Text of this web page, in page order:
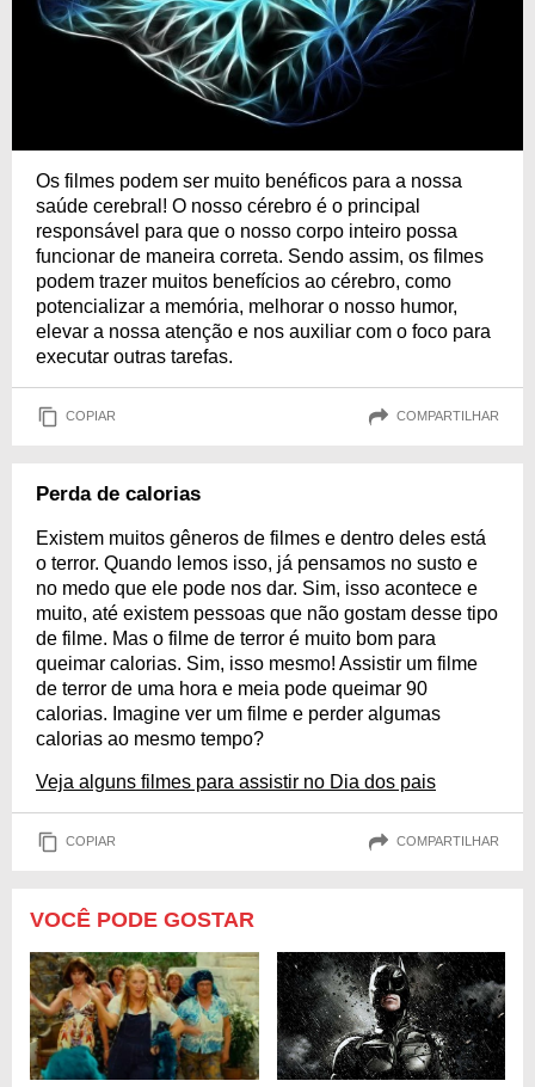
Os filmes podem ser muito benéficos para a nossa
saúde cerebral! O nosso cérebro é o principal
responsável para que o nosso corpo inteiro possa
funcionar de maneira correta. Sendo assim, os filmes
podem trazer muitos benefícios ao cérebro, como
potencializar a memória, melhorar o nosso humor,
elevar a nossa atenção e nos auxiliar com o foco para
executar outras tarefas.
COPIAR COMPARTILHAR
Perda de calorias
Existem muitos gêneros de filmes e dentro deles está
o terror. Quando lemos isso, já pensamos no susto e
no medo que ele pode nos dar. Sim, isso acontece e
muito, até existem pessoas que não gostam desse tipo
de filme. Mas o filme de terror é muito bom para
queimar calorias. Sim, isso mesmo! Assistir um filme
de terror de uma hora e meia pode queimar 90
calorias. Imagine ver um filme e perder algumas
calorias ao mesmo tempo?
Veja alguns filmes para assistir no Dia dos pais
COPIAR COMPARTILHAR
VOCÊ PODE GOSTAR